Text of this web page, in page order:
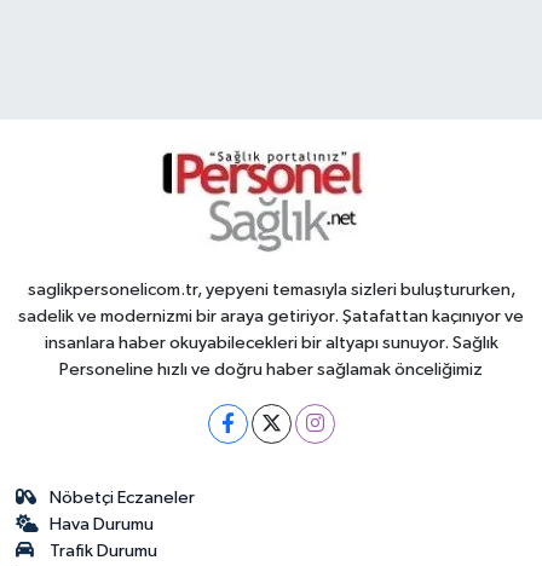
saglikpersonelicom.tr, yepyeni temasıyla sizleri buluştururken,
sadelik ve modernizmi bir araya getiriyor. Şatafattan kaçınıyor ve
insanlara haber okuyabilecekleri bir altyapı sunuyor. Sağlık
Personeline hızlı ve doğru haber sağlamak önceliğimiz
Nöbetçi Eczaneler
Hava Durumu
Trafik Durumu